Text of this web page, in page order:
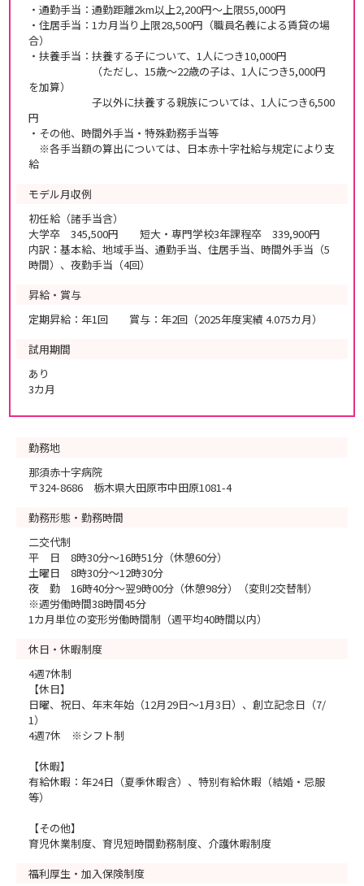
・通勤手当：通勤距離2km以上2,200円～上限55,000円
・住居手当：1カ月当り上限28,500円（職員名義による賃貸の場
合）
・扶養手当：扶養する子について、1人につき10,000円
（ただし、15歳～22歳の子は、1人につき5,000円
を加算）
子以外に扶養する親族については、1人につき6,500
円
・その他、時間外手当・特殊勤務手当等
※各手当額の算出については、日本赤十字社給与規定により支
給
モデル月収例
初任給（諸手当含）
大学卒 345,500円 短大・専門学校3年課程卒 339,900円
内訳：基本給、地域手当、通勤手当、住居手当、時間外手当（5
時間）、夜勤手当（4回）
昇給・賞与
定期昇給：年1回 賞与：年2回（2025年度実績 4.075カ月）
試用期間
あり
3カ月
勤務地
那須赤十字病院
〒324-8686 栃木県大田原市中田原1081-4
勤務形態・勤務時間
二交代制
平 日 8時30分～16時51分（休憩60分）
土曜日 8時30分～12時30分
夜 勤 16時40分～翌9時00分（休憩98分）（変則2交替制）
※週労働時間38時間45分
1カ月単位の変形労働時間制（週平均40時間以内）
休日・休暇制度
4週7休制
【休日】
日曜、祝日、年末年始（12月29日～1月3日）、創立記念日（7/
1）
4週7休 ※シフト制
【休暇】
有給休暇：年24日（夏季休暇含）、特別有給休暇（結婚・忌服
等）
【その他】
育児休業制度、育児短時間勤務制度、介護休暇制度
福利厚生・加入保険制度